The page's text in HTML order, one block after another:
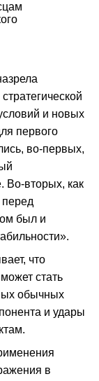
и новых
первого
во-первых,
Во-вторых, как
был и
что
стать
обычных
и удары
в